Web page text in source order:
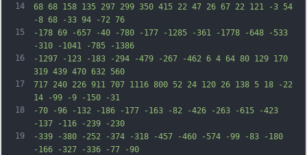
14
15
16
17
18
19
68 68 158 135 297 299 350 415 22 47 26 67 22 121 -3 54
-8 68 -33 94 -72 76
-178 69 -657 -40 -780 -177 -1285 -361 -1778 -648 -533
-310 -1041 -785 -1386
-1297 -123 -183 -294 -479 -267 -462 6 4 64 80 129 170
319 439 470 632 560
717 240 226 911 707 1116 800 52 24 120 26 138 5 18 -22
14 -99 -9 -150 -31
-70 -96 -132 -186 -177 -163 -82 -426 -263 -615 -423
-137 -116 -239 -230
-339 -380 -252 -374 -318 -457 -460 -574 -99 -83 -180
-166 -327 -336 -77 -90